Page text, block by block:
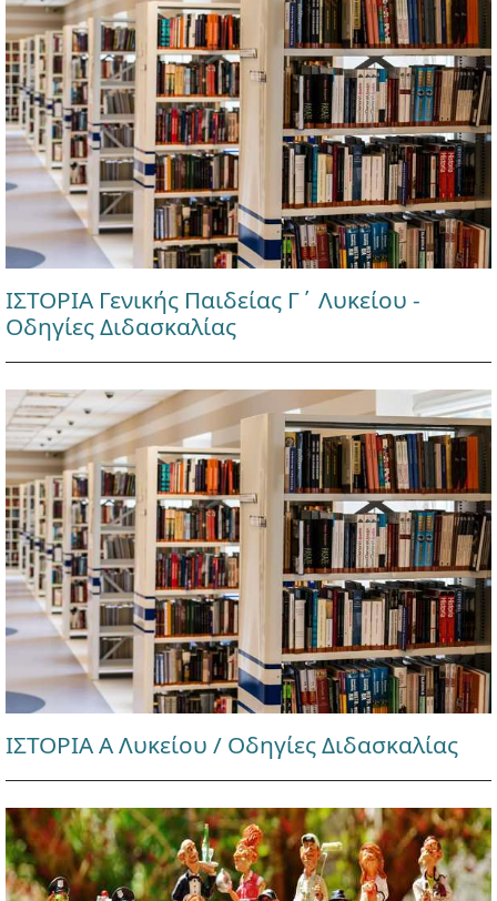
ΙΣΤΟΡΙΑ Γενικής Παιδείας Γ΄ Λυκείου -
Οδηγίες Διδασκαλίας
ΙΣΤΟΡΙΑ Α Λυκείου / Οδηγίες Διδασκαλίας